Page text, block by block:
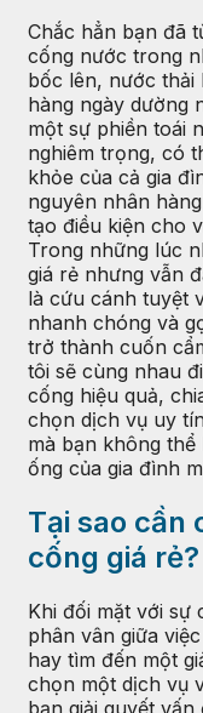
Chắc hẳn bạn đã
cống nước trong
bốc lên, nước thải
hàng ngày dường
một sự phiền toái
nghiêm trọng, có
khỏe của cả gia
nguyên nhân
tạo điều kiện cho
Trong những lúc
giá rẻ nhưng vẫn
là cứu cánh tuyệt
nhanh chóng và
trở thành cuốn
tôi sẽ cùng nhau
cống hiệu quả,
chọn dịch vụ uy
mà bạn không
ống của gia đình
Tại sao cần
cống giá rẻ?
Khi đối mặt với sự
phân vân giữa
hay tìm đến một
chọn một dịch vụ
bạn giải quyết